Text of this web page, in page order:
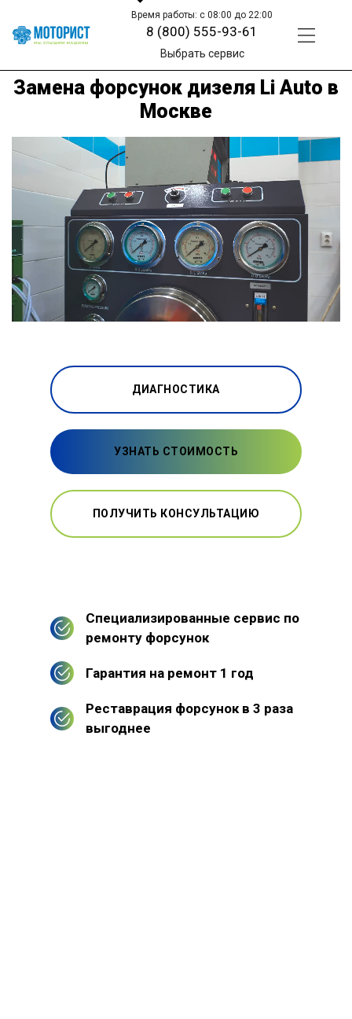
Время работы: с 08:00 до 22:00
8 (800) 555-93-61
Выбрать сервис
Замена форсунок дизеля Li Auto в
Москве
ДИАГНОСТИКА
УЗНАТЬ СТОИМОСТЬ
ПОЛУЧИТЬ КОНСУЛЬТАЦИЮ
Специализированные сервис по
ремонту форсунок
Гарантия на ремонт 1 год
Реставрация форсунок в 3 раза
выгоднее